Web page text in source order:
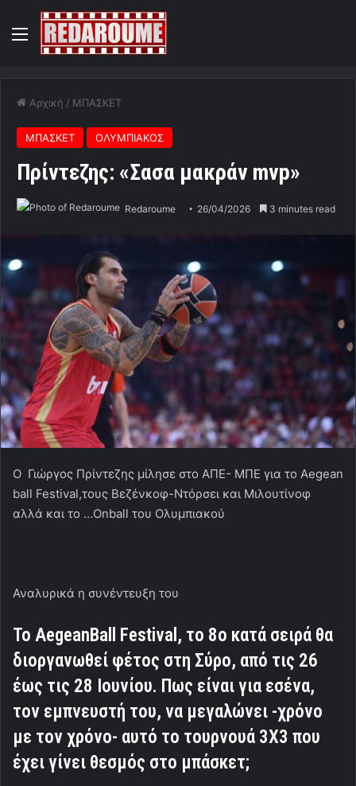
Menu
Αρχική / ΜΠΑΣΚΕΤ
ΜΠΑΣΚΕΤ ΟΛΥΜΠΙΑΚΟΣ
Πρίντεζης: «Σασα μακράν mvp»
Redaroume 26/04/2026 3 minutes read
O Γιώργος Πρίντεζης μίλησε στο ΑΠΕ- ΜΠΕ για το Aegean
ball Festival,τους Βεζένκοφ-Ντόρσει και Μιλουτίνοφ
αλλά και το …Onball του Ολυμπιακού
Αναλυρικά η συνέντευξη του
Το AegeanBall Festival, το 8ο κατά σειρά θα
διοργανωθεί φέτος στη Σύρο, από τις 26
έως τις 28 Ιουνίου. Πως είναι για εσένα,
τον εμπνευστή του, να μεγαλώνει -χρόνο
με τον χρόνο- αυτό το τουρνουά 3Χ3 που
έχει γίνει θεσμός στο μπάσκετ;